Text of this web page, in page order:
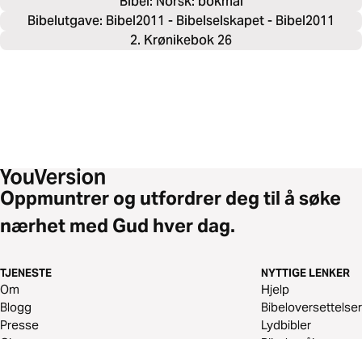
Bibelutgave: Bibel2011 - Bibelselskapet - Bibel2011
2. Krønikebok 26
Oppmuntrer og utfordrer deg til å søke
nærhet med Gud hver dag.
TJENESTE
Om
Blogg
Presse
NYTTIGE LENKER
Hjelp
Bibeloversettelser
Lydbibler